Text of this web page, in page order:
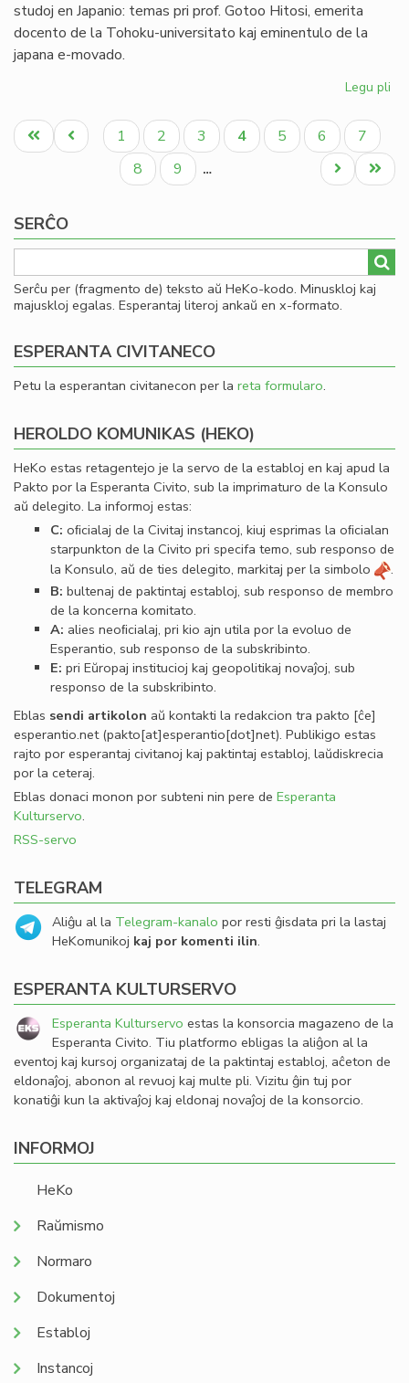
studoj en Japanio: temas pri prof. Gotoo Hitosi, emerita
docento de la Tohoku-universitato kaj eminentulo de la
japana e-movado.
Legu pli
al
Pagination
Unua
paĝo
Antaŭa
paĝo
Paĝo
1 Paĝo
2 Paĝo
3
Aktuala
paĝo
4 Paĝo
5 Paĝo
6 Paĝo
7
Paĝo
8 Paĝo
9 …
Last
page
Next
page
SERĈO
Serĉu per (fragmento de) teksto aŭ HeKo-kodo. Minuskloj kaj
majuskloj egalas. Esperantaj literoj ankaŭ en x-formato.
ESPERANTA CIVITANECO
Petu la esperantan civitanecon per la reta formularo.
HEROLDO KOMUNIKAS (HEKO)
HeKo estas retagentejo je la servo de la establoj en kaj apud la
Pakto por la Esperanta Civito, sub la imprimaturo de la Konsulo
aŭ delegito. La informoj estas:
C: oﬁcialaj de la Civitaj instancoj, kiuj esprimas la oﬁcialan
starpunkton de la Civito pri specifa temo, sub responso de
la Konsulo, aŭ de ties delegito, markitaj per la simbolo
.
B: bultenaj de paktintaj establoj, sub responso de membro
de la koncerna komitato.
A: alies neoﬁcialaj, pri kio ajn utila por la evoluo de
Esperantio, sub responso de la subskribinto.
E: pri Eŭropaj institucioj kaj geopolitikaj novaĵoj, sub
responso de la subskribinto.
Eblas sendi artikolon aŭ kontakti la redakcion tra pakto [ĉe]
esperantio.net(pakto[at]esperantio[dot]net). Publikigo estas
rajto por esperantaj civitanoj kaj paktintaj establoj, laŭdiskrecia
por la ceteraj.
Eblas donaci monon por subteni nin pere de Esperanta
Kulturservo.
RSS-servo
TELEGRAM
Aliĝu al la Telegram-kanalo por resti ĝisdata pri la lastaj
HeKomunikoj kaj por komenti ilin.
ESPERANTA KULTURSERVO
Esperanta Kulturservo estas la konsorcia magazeno de la
Esperanta Civito. Tiu platformo ebligas la aliĝon al la
eventoj kaj kursoj organizataj de la paktintaj establoj, aĉeton de
eldonaĵoj, abonon al revuoj kaj multe pli. Vizitu ĝin tuj por
konatiĝi kun la aktivaĵoj kaj eldonaj novaĵoj de la konsorcio.
INFORMOJ
HeKo
Raŭmismo
Normaro
Dokumentoj
Establoj
Instancoj